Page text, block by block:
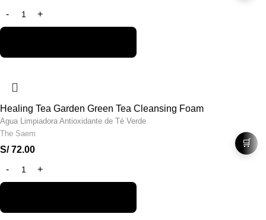
Healing Tea Garden Green Tea Cleansing Foam
Agua Limpiadora Antioxidante de Té Verde
The Saem
S/72.00
🛒